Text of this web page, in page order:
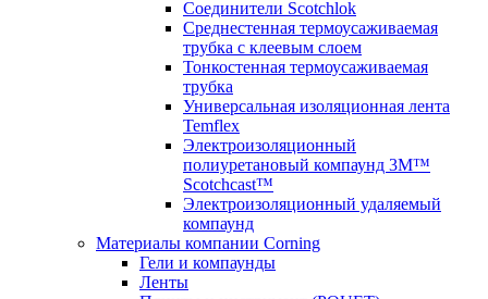
Соединители Scotchlok
Среднестенная термоусаживаемая
трубка с клеевым слоем
Тонкостенная термоусаживаемая
трубка
Универсальная изоляционная лента
Temflex
Электроизоляционный
полиуретановый компаунд 3M™
Scotchcast™
Электроизоляционный удаляемый
компаунд
Материалы компании Corning
Гели и компаунды
Ленты